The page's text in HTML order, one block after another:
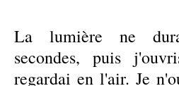
La lumière ne
secondes, puis
regardai en l'air. Je